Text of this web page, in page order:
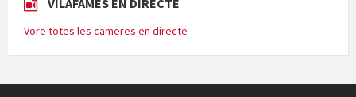
VILAFAMÉS EN DIRECTE
Vore totes les cameres en directe